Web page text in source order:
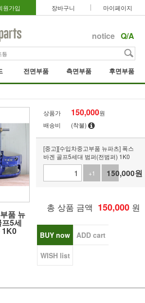
원가입 장바구니 마이페이지
notice Q/A
전면부품 측면부품 후면부품
품 뉴
5세
1K0
상품가 150,000원
배송비
(착불)
[중고][수입차중고부품 뉴파츠] 폭스
바겐 골프5세대 범퍼(전범퍼) 1K0
+1
-1
150,000원
총 상품 금액 150,000 원
BUY now ADD cart
WISH list